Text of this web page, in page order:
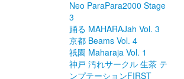
Neo ParaPara2000 Stage
3
踊る MAHARAJah Vol. 3
京都 Beams Vol. 4
祇園 Maharaja Vol. 1
神戸 汚れサークル 生茶 テ
ンプテーションFIRST